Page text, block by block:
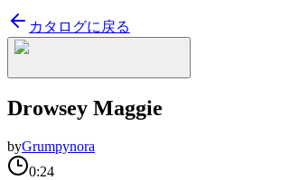
カタログに戻る
Drowsey Maggie
byGrumpynora
0:24